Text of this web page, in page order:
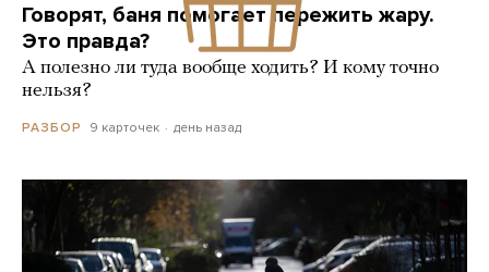
Говорят, баня помогает пережить жару.
Это правда?
А полезно ли туда вообще ходить? И кому точно
нельзя?
РАЗБОР 9 карточек день назад